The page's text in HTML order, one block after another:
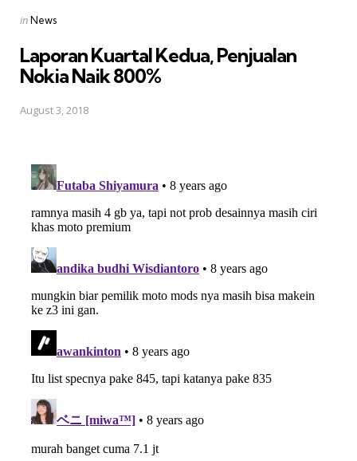
Posted
inNews
Laporan Kuartal Kedua, Penjualan
Nokia Naik 800%
August 3, 2018